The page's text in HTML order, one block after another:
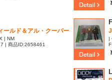
ールド＆アル・クーパー
| NM
| 商品ID:2658461
|